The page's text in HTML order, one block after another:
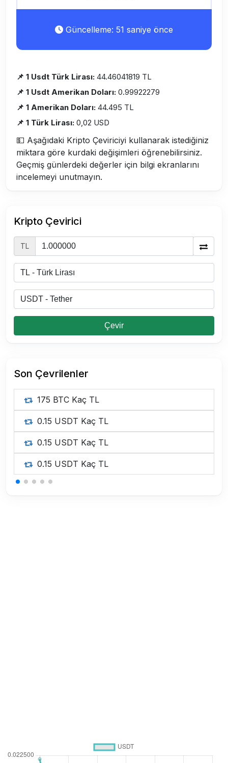
Güncelleme: 51 saniye önce
📌 1 Usdt Türk Lirası: 44.46041819 TL
📌 1 Usdt Amerikan Doları: 0.99922279
📌 1 Amerikan Doları: 44.495 TL
📌 1 Türk Lirası: 0,02 USD
💵 Aşağıdaki Kripto Çeviriciyi kullanarak istediğiniz
miktara göre kurdaki değişimleri öğrenebilirsiniz.
Geçmiş günlerdeki değerler için bilgi ekranlarını
incelemeyi unutmayın.
Kripto Çevirici
TL
Çevir
Son Çevrilenler
175 BTC Kaç TL
0.15 USDT Kaç TL
0.15 USDT Kaç TL
0.15 USDT Kaç TL